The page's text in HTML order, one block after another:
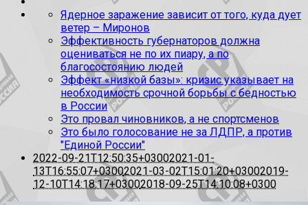
Ядерное заражение зависит от того, куда дует
ветер – Миронов
Эффективность губернаторов должна
оцениваться не по их пиару, а по
благосостоянию людей
Эффект «низкой базы»: кризис указывает на
необходимость срочной борьбы с бедностью
в России
Это провал чиновников, а не спортсменов
Это было голосование не за ЛДПР, а против
"Единой России"
2022-09-21T12:50:35+03002021-01-
13T16:55:07+03002021-03-02T15:01:20+03002019-
12-10T14:18:17+03002018-09-25T14:10:08+0300